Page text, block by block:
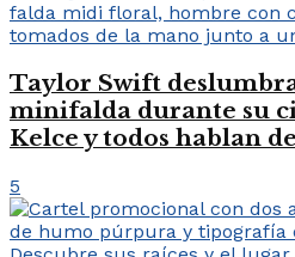
Taylor Swift
minifalda durante su
Kelce y todos hablan
5